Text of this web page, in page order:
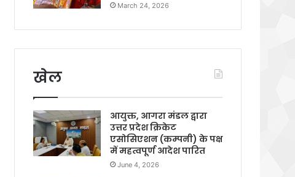
March 24, 2026
खेल
आयुक्त, आगरा मंडल द्वारा
उत्तर प्रदेश क्रिकेट
एसोसिएशन (कम्पनी) के पक्ष
में महत्वपूर्ण आदेश पारित
June 4, 2026